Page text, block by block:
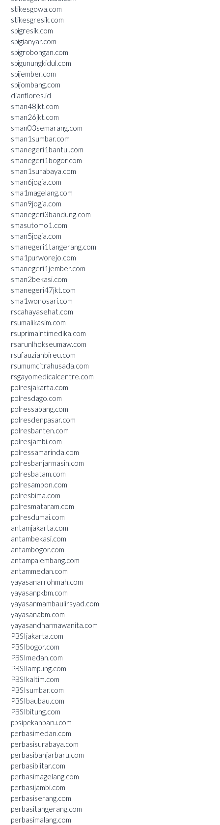
stikesgowa.com
stikesgresik.com
spigresik.com
spigianyar.com
spigrobongan.com
spigunungkidul.com
spijember.com
spijombang.com
dianflores.id
sman48jkt.com
sman26jkt.com
sman03semarang.com
sman1sumbar.com
smanegeri1bantul.com
smanegeri1bogor.com
sman1surabaya.com
sman6jogja.com
sma1magelang.com
sman9jogja.com
smanegeri3bandung.com
smasutomo1.com
sman5jogja.com
smanegeri1tangerang.com
sma1purworejo.com
smanegeri1jember.com
sman2bekasi.com
smanegeri47jkt.com
sma1wonosari.com
rscahayasehat.com
rsumalikasim.com
rsuprimaintimedika.com
rsarunlhokseumaw.com
rsufauziahbireu.com
rsumumcitrahusada.com
rsgayomedicalcentre.com
polresjakarta.com
polresdago.com
polressabang.com
polresdenpasar.com
polresbanten.com
polresjambi.com
polressamarinda.com
polresbanjarmasin.com
polresbatam.com
polresambon.com
polresbima.com
polresmataram.com
polresdumai.com
antamjakarta.com
antambekasi.com
antambogor.com
antampalembang.com
antammedan.com
yayasanarrohmah.com
yayasanpkbm.com
yayasanmambaulirsyad.com
yayasanabm.com
yayasandharmawanita.com
PBSIjakarta.com
PBSIbogor.com
PBSImedan.com
PBSIlampung.com
PBSIkaltim.com
PBSIsumbar.com
PBSIbaubau.com
PBSIbitung.com
pbsipekanbaru.com
perbasimedan.com
perbasisurabaya.com
perbasibanjarbaru.com
perbasiblitar.com
perbasimagelang.com
perbasijambi.com
perbasiserang.com
perbasitangerang.com
perbasimalang.com